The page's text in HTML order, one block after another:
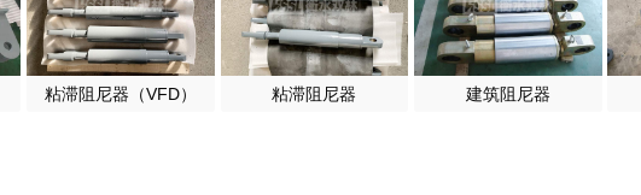
粘滞阻尼器（VFD） 粘滞阻尼器 建筑阻尼器